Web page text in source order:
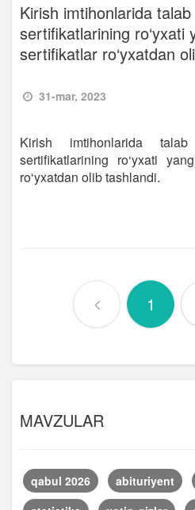
Kirish imtihonlarida
sertifikatlarining ro‘yxati
sertifikatlar ro‘yxatdan
31-mar, 2023
Kirish imtihonlarida
sertifikatlarining ro‘yxati
ro‘yxatdan olib tashlandi.
1
MAVZULAR
qabul 2026 abituriyent